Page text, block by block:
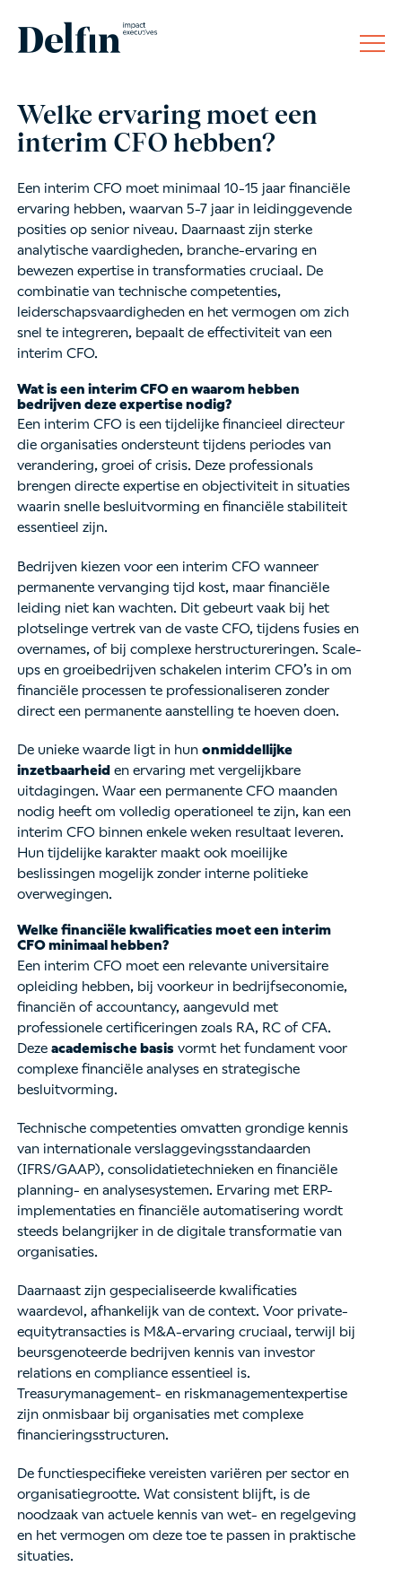
Welke ervaring moet een
interim CFO hebben?
Een interim CFO moet minimaal 10-15 jaar financiële
ervaring hebben, waarvan 5-7 jaar in leidinggevende
posities op senior niveau. Daarnaast zijn sterke
analytische vaardigheden, branche-ervaring en
bewezen expertise in transformaties cruciaal. De
combinatie van technische competenties,
leiderschapsvaardigheden en het vermogen om zich
snel te integreren, bepaalt de effectiviteit van een
interim CFO.
Wat is een interim CFO en waarom hebben
bedrijven deze expertise nodig?
Een interim CFO is een tijdelijke financieel directeur
die organisaties ondersteunt tijdens periodes van
verandering, groei of crisis. Deze professionals
brengen directe expertise en objectiviteit in situaties
waarin snelle besluitvorming en financiële stabiliteit
essentieel zijn.
Bedrijven kiezen voor een interim CFO wanneer
permanente vervanging tijd kost, maar financiële
leiding niet kan wachten. Dit gebeurt vaak bij het
plotselinge vertrek van de vaste CFO, tijdens fusies en
overnames, of bij complexe herstructureringen. Scale-
ups en groeibedrijven schakelen interim CFO’s in om
financiële processen te professionaliseren zonder
direct een permanente aanstelling te hoeven doen.
De unieke waarde ligt in hunonmiddellijke
inzetbaarheid en ervaring met vergelijkbare
uitdagingen. Waar een permanente CFO maanden
nodig heeft om volledig operationeel te zijn, kan een
interim CFO binnen enkele weken resultaat leveren.
Hun tijdelijke karakter maakt ook moeilijke
beslissingen mogelijk zonder interne politieke
overwegingen.
Welke financiële kwalificaties moet een interim
CFO minimaal hebben?
Een interim CFO moet een relevante universitaire
opleiding hebben, bij voorkeur in bedrijfseconomie,
financiën of accountancy, aangevuld met
professionele certificeringen zoals RA, RC of CFA.
Dezeacademische basis vormt het fundament voor
complexe financiële analyses en strategische
besluitvorming.
Technische competenties omvatten grondige kennis
van internationale verslaggevingsstandaarden
(IFRS/GAAP), consolidatietechnieken en financiële
planning- en analysesystemen. Ervaring met ERP-
implementaties en financiële automatisering wordt
steeds belangrijker in de digitale transformatie van
organisaties.
Daarnaast zijn gespecialiseerde kwalificaties
waardevol, afhankelijk van de context. Voor private-
equitytransacties is M&A-ervaring cruciaal, terwijl bij
beursgenoteerde bedrijven kennis van investor
relations en compliance essentieel is.
Treasurymanagement- en riskmanagementexpertise
zijn onmisbaar bij organisaties met complexe
financieringsstructuren.
De functiespecifieke vereisten variëren per sector en
organisatiegrootte. Wat consistent blijft, is de
noodzaak van actuele kennis van wet- en regelgeving
en het vermogen om deze toe te passen in praktische
situaties.